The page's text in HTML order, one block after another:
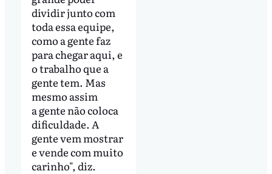
dividir junto com
toda essa equipe,
como a gente faz
para chegar aqui, e
o trabalho que a
gente tem. Mas
mesmo assim
a gente não coloca
dificuldade. A
gente vem mostrar
e vende com muito
carinho", diz.